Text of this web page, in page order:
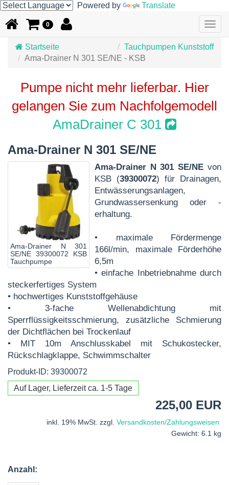
Powered by Translate
0
Startseite
Tauchpumpen Kunststoff
Ama-Drainer N 301 SE/NE - KSB
Pumpe nicht mehr lieferbar. Hier
gelangen Sie zum Nachfolgemodell
AmaDrainer C 301
Ama-Drainer N 301 SE/NE
Ama-Drainer N 301
SE/NE 39300072 KSB
Tauchpumpe
Ama-Drainer N 301 SE/NE von
KSB (39300072) für Drainagen,
Entwässerungsanlagen,
Grundwassersenkung oder -
erhaltung.
• maximale Fördermenge
166l/min, maximale Förderhöhe
6,5m
• einfache Inbetriebnahme durch
steckerfertiges System
• hochwertiges Kunststoffgehäuse
• 3-fache Wellenabdichtung mit
Sperrflüssigkeitsschmierung, zusätzliche Schmierung
der Dichtflächen bei Trockenlauf
• MIT 10m Anschlusskabel mit Schukostecker,
Rückschlagklappe, Schwimmschalter
Produkt-ID: 39300072
Auf Lager, Lieferzeit ca. 1-5 Tage
225,00 EUR
inkl. 19% MwSt. zzgl. Versandkosten/Zahlungsweisen
Gewicht: 6.1 kg
Anzahl: